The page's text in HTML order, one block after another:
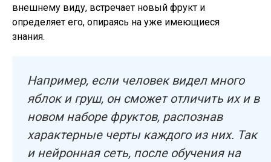
внешнему виду, встречает новый фрукт и
определяет его, опираясь на уже имеющиеся
знания.
Например, если человек видел много
яблок и груш, он сможет отличить их и в
новом наборе фруктов, распознав
характерные черты каждого из них. Так
и нейронная сеть, после обучения на